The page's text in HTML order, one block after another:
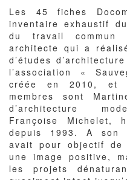
Les 45 fiches
inventaire exhaustif
du travail commun
architecte qui a
d’études
l’association «
créée en 2010, et
membres sont
d’architecture
Françoise Michelet,
depuis 1993. A son
avait pour objectif de
une image positive,
les projets